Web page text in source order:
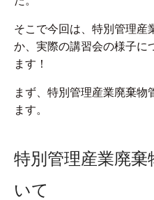
そこで今回は、特別管理産
か、実際の講習会の様子に
ます！
まず、特別管理産業廃棄物
ます。
特別管理産業廃棄
いて